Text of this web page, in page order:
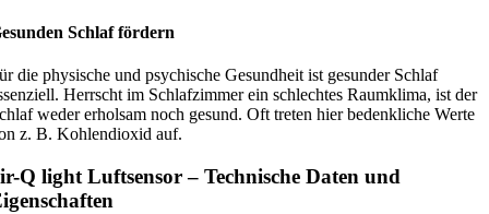
Schlaf fördern
die physische und psychische Gesundheit ist gesunder Schlaf
Herrscht im Schlafzimmer ein schlechtes Raumklima, ist der
weder erholsam noch gesund. Oft treten hier bedenkliche Werte
z. B. Kohlendioxid auf.
Q light Luftsensor – Technische Daten und